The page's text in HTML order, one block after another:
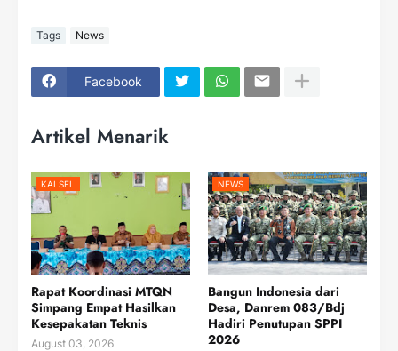
Tags News
Facebook
Artikel Menarik
KALSEL
Rapat Koordinasi MTQN
Simpang Empat Hasilkan
Kesepakatan Teknis
August 03, 2026
NEWS
Bangun Indonesia dari
Desa, Danrem 083/Bdj
Hadiri Penutupan SPPI
2026